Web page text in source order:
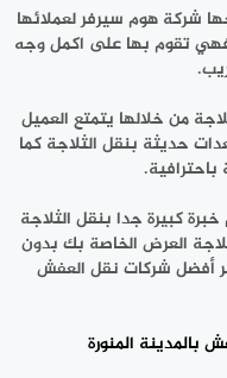
شركة هوم سيرفر لعملائها
فهي تقوم بها على اكمل وجه
من خلالها يتمتع العميل
حديثة بنقل الثلاجة كما
كبيرة جدا بنقل الثلاجة
العرض الخاصة بك بدون
أفضل شركات نقل العفش
المنورة